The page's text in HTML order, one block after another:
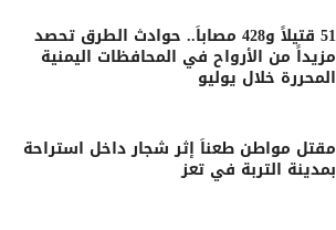
51 قتيلاً و428 مصاباً.. حوادث الطرق تحصد
مزيداً من الأرواح في المحافظات اليمنية
المحررة خلال يوليو
مقتل مواطن طعناً إثر شجار داخل استراحة
بمدينة التربة في تعز